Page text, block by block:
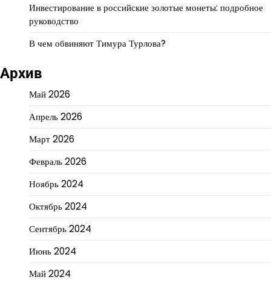
Инвестирование в российские золотые монеты: подробное
руководство
В чем обвиняют Тимура Турлова?
Архив
Май 2026
Апрель 2026
Март 2026
Февраль 2026
Ноябрь 2024
Октябрь 2024
Сентябрь 2024
Июнь 2024
Май 2024